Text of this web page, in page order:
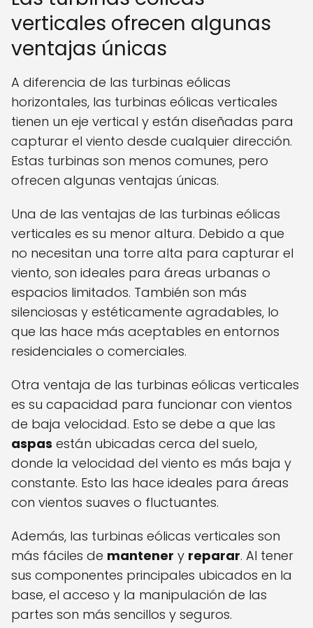
verticales ofrecen algunas
ventajas únicas
A diferencia de las turbinas eólicas
horizontales, las turbinas eólicas verticales
tienen un eje vertical y están diseñadas para
capturar el viento desde cualquier dirección.
Estas turbinas son menos comunes, pero
ofrecen algunas ventajas únicas.
Una de las ventajas de las turbinas eólicas
verticales es su menor altura. Debido a que
no necesitan una torre alta para capturar el
viento, son ideales para áreas urbanas o
espacios limitados. También son más
silenciosas y estéticamente agradables, lo
que las hace más aceptables en entornos
residenciales o comerciales.
Otra ventaja de las turbinas eólicas verticales
es su capacidad para funcionar con vientos
de baja velocidad. Esto se debe a que las
aspas están ubicadas cerca del suelo,
donde la velocidad del viento es más baja y
constante. Esto las hace ideales para áreas
con vientos suaves o fluctuantes.
Además, las turbinas eólicas verticales son
más fáciles de mantener y reparar. Al tener
sus componentes principales ubicados en la
base, el acceso y la manipulación de las
partes son más sencillos y seguros.